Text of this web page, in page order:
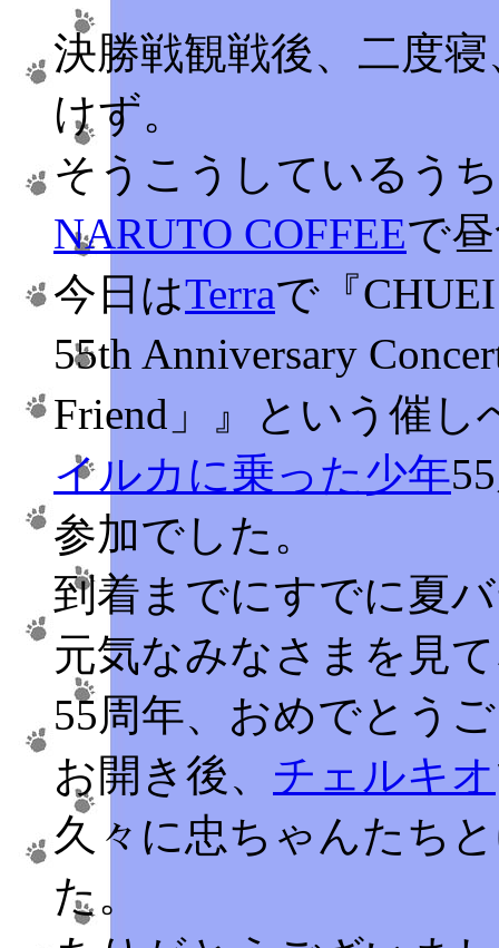
決勝戦観戦後、二度
けず。
そうこうしているう
NARUTO COFFEEで
今日はTerraで『
55th Anniversary
Friend」』という催し
イルカに乗った少年
参加でした。
到着までにすでに夏
元気なみなさまを見
55周年、おめでとう
お開き後、 チェルキオ
久々に忠ちゃんたち
た。